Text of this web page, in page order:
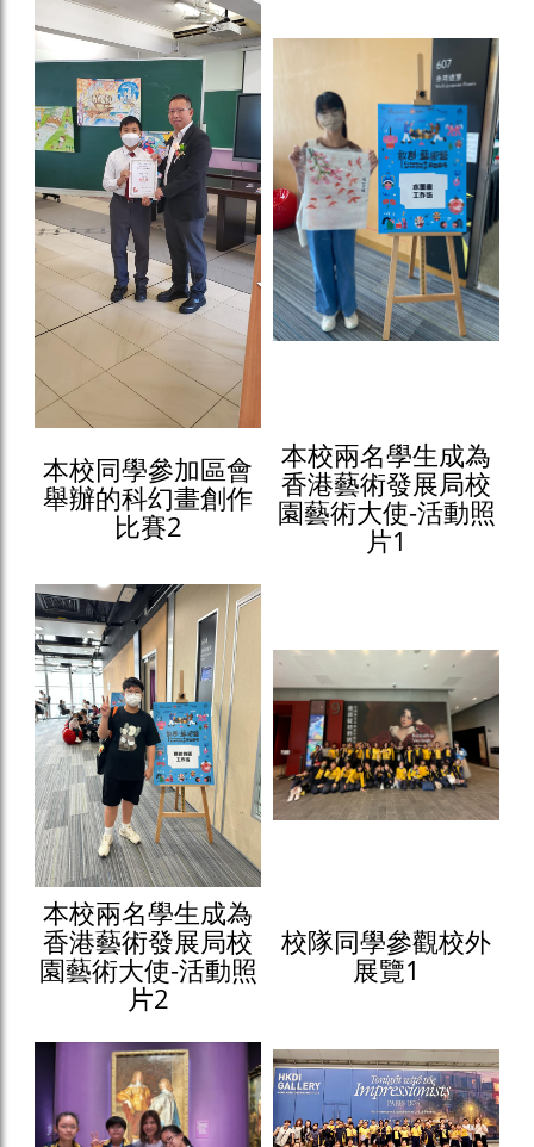
本校同學參加區會
舉辦的科幻畫創作
比賽2
本校兩名學生成為
香港藝術發展局校
園藝術大使-活動照
片1
本校兩名學生成為
香港藝術發展局校
園藝術大使-活動照
片2
校隊同學參觀校外
展覽1